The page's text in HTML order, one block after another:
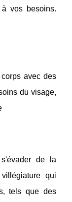
vos besoins.
avec des
du visage,
de la
qui
tels que des